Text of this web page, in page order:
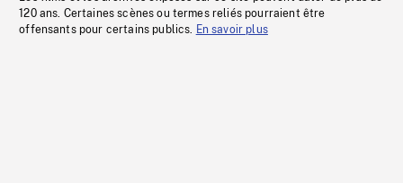
120 ans. Certaines scènes ou termes reliés pourraient être
offensants pour certains publics. En savoir plus